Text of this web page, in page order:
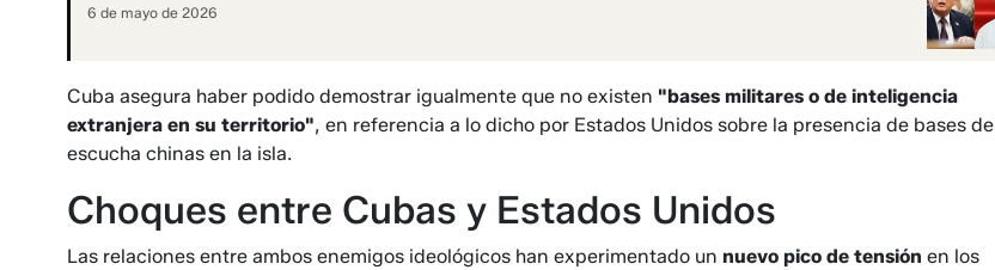
6 de mayo de 2026
Cuba asegura haber podido demostrar igualmente que no existen "bases militares o de inteligencia
extranjera en su territorio", en referencia a lo dicho por Estados Unidos sobre la presencia de bases de
escucha chinas en la isla.
Choques entre Cubas y Estados Unidos
Las relaciones entre ambos enemigos ideológicos han experimentado un nuevo pico de tensión en los